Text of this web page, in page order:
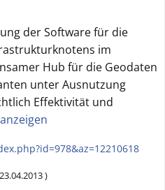
der Software für die
im
Hub für die Geodaten
unter Ausnutzung
Effektivität und
23.04.2013)